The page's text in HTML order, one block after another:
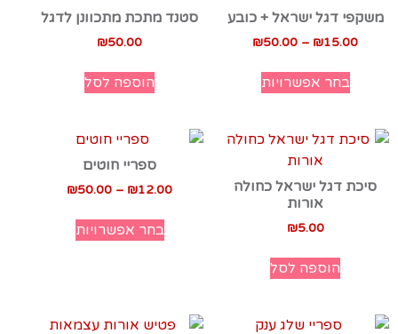
משקפי דגל ישראל + כובע
₪15.00
–
₪50.00
בחר אפשרויות
סטנד מתכת מתכוונן לדגל
₪50.00
הוספה לסל
סיכת דגל ישראל כחולה
אורות
₪5.00
הוספה לסל
ספריי חוטים
₪12.00
–
₪50.00
בחר אפשרויות